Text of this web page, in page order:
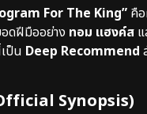
For The King” คื
ดฝีมืออย่าง ทอม แฮงค์ส
ป็น Deep Recommend
Synopsis)